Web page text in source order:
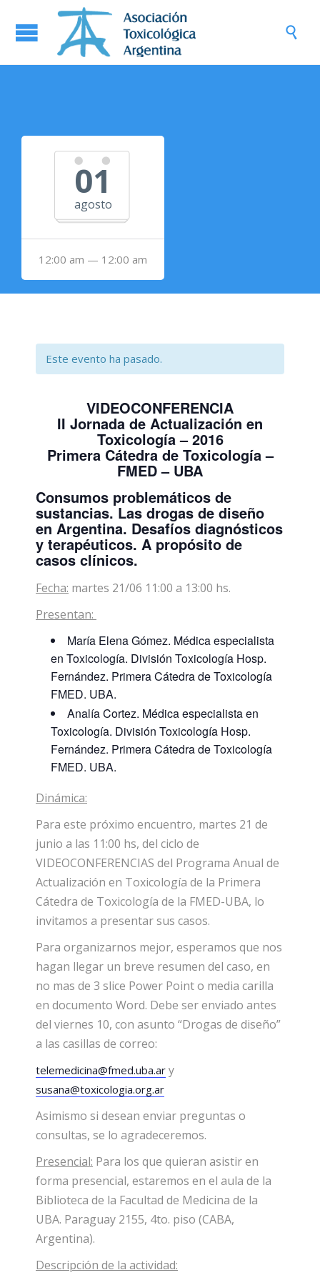

01
agosto
12:00 am — 12:00 am
Este evento ha pasado.
VIDEOCONFERENCIA
II Jornada de Actualización en
Toxicología – 2016
Primera Cátedra de Toxicología –
FMED – UBA
Consumos problemáticos de
sustancias. Las drogas de diseño
en Argentina. Desafíos diagnósticos
y terapéuticos. A propósito de
casos clínicos.
Fecha: martes 21/06 11:00 a 13:00 hs.
Presentan:
María Elena Gómez. Médica especialista
en Toxicología. División Toxicología Hosp.
Fernández. Primera Cátedra de Toxicología
FMED. UBA.
Analía Cortez. Médica especialista en
Toxicología. División Toxicología Hosp.
Fernández. Primera Cátedra de Toxicología
FMED. UBA.
Dinámica:
Para este próximo encuentro, martes 21 de
junio a las 11:00 hs, del ciclo de
VIDEOCONFERENCIAS del Programa Anual de
Actualización en Toxicología de la Primera
Cátedra de Toxicología de la FMED-UBA, lo
invitamos a presentar sus casos.
Para organizarnos mejor, esperamos que nos
hagan llegar un breve resumen del caso, en
no mas de 3 slice Power Point o media carilla
en documento Word. Debe ser enviado antes
del viernes 10, con asunto “Drogas de diseño”
a las casillas de correo:
telemedicina@fmed.uba.ar y
susana@toxicologia.org.ar
Asimismo si desean enviar preguntas o
consultas, se lo agradeceremos.
Presencial: Para los que quieran asistir en
forma presencial, estaremos en el aula de la
Biblioteca de la Facultad de Medicina de la
UBA. Paraguay 2155, 4to. piso (CABA,
Argentina).
Descripción de la actividad: